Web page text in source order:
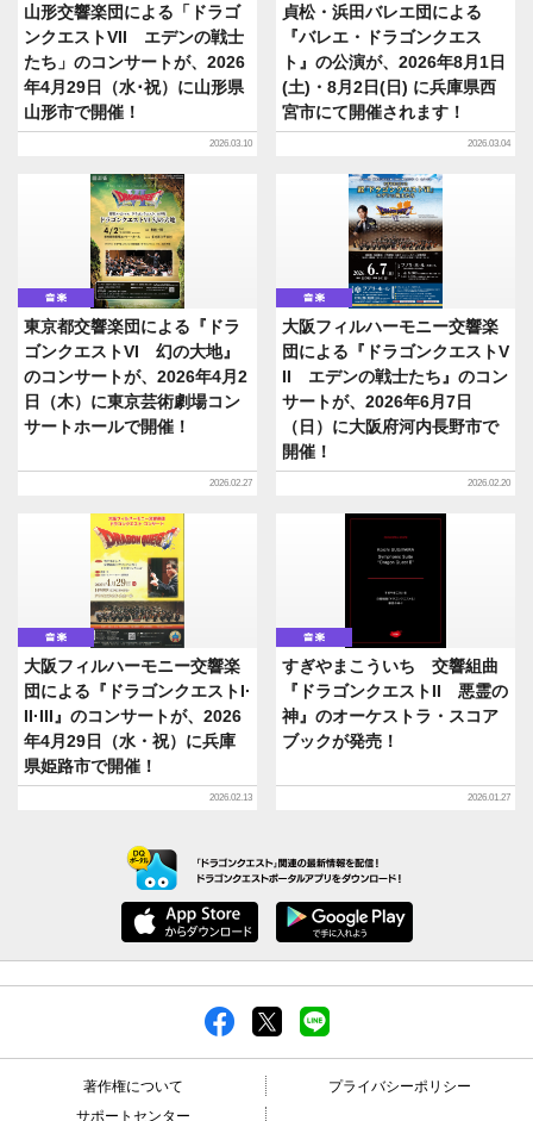
山形交響楽団による「ドラゴ
ンクエストVII エデンの戦士
たち」のコンサートが、2026
年4月29日（水･祝）に山形県
山形市で開催！
2026.03.10
貞松・浜田バレエ団による
『バレエ・ドラゴンクエス
ト』の公演が、2026年8月1日
(土)・8月2日(日) に兵庫県西
宮市にて開催されます！
2026.03.04
音楽
東京都交響楽団による『ドラ
ゴンクエストVI 幻の大地』
のコンサートが、2026年4月2
日（木）に東京芸術劇場コン
サートホールで開催！
2026.02.27
音楽
大阪フィルハーモニー交響楽
団による『ドラゴンクエストV
II エデンの戦士たち』のコン
サートが、2026年6月7日
（日）に大阪府河内長野市で
開催！
2026.02.20
音楽
大阪フィルハーモニー交響楽
団による『ドラゴンクエストI·
II·III』のコンサートが、2026
年4月29日（水・祝）に兵庫
県姫路市で開催！
2026.02.13
音楽
すぎやまこういち 交響組曲
『ドラゴンクエストII 悪霊の
神』のオーケストラ・スコア
ブックが発売！
2026.01.27
著作権について
プライバシーポリシー
サポートセンター